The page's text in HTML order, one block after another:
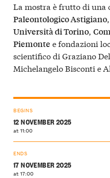
La mostra è frutto di una
Paleontologico Astigiano,
Università di Torino,
Piemonte e fondazioni
scientifico di Graziano
Michelangelo Bisconti e
BEGINS
12 NOVEMBER 2025
at 11:00
ENDS
17 NOVEMBER 2025
at 17:00